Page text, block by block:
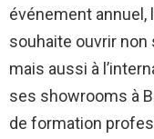
événement annuel,
souhaite ouvrir non
mais aussi à
ses showrooms à
de formation